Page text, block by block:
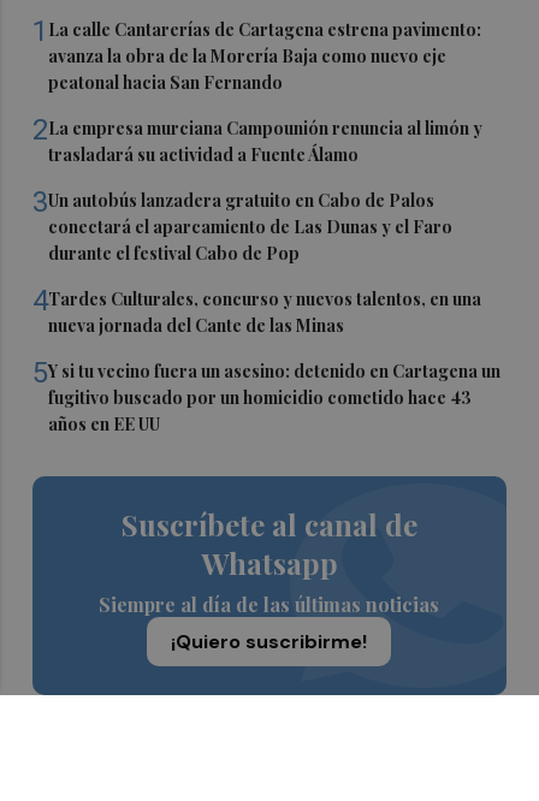
1 La calle Cantarerías de Cartagena estrena pavimento:
avanza la obra de la Morería Baja como nuevo eje
peatonal hacia San Fernando
2La empresa murciana Campounión renuncia al limón y
trasladará su actividad a Fuente Álamo
3Un autobús lanzadera gratuito en Cabo de Palos
conectará el aparcamiento de Las Dunas y el Faro
durante el festival Cabo de Pop
4Tardes Culturales, concurso y nuevos talentos, en una
nueva jornada del Cante de las Minas
5Y si tu vecino fuera un asesino: detenido en Cartagena un
fugitivo buscado por un homicidio cometido hace 43
años en EE UU
Suscríbete al canal de
Whatsapp
Siempre al día de las últimas noticias
¡Quiero suscribirme!